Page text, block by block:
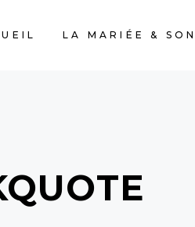
LA MARIÉE &